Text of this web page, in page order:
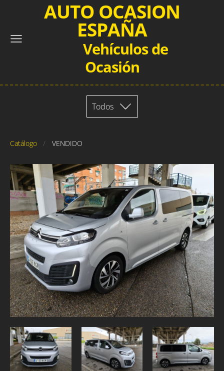
AUTO OCASION
ESPAÑA
Vehículos de
Ocasión
Todos
Catálogo VENDIDO